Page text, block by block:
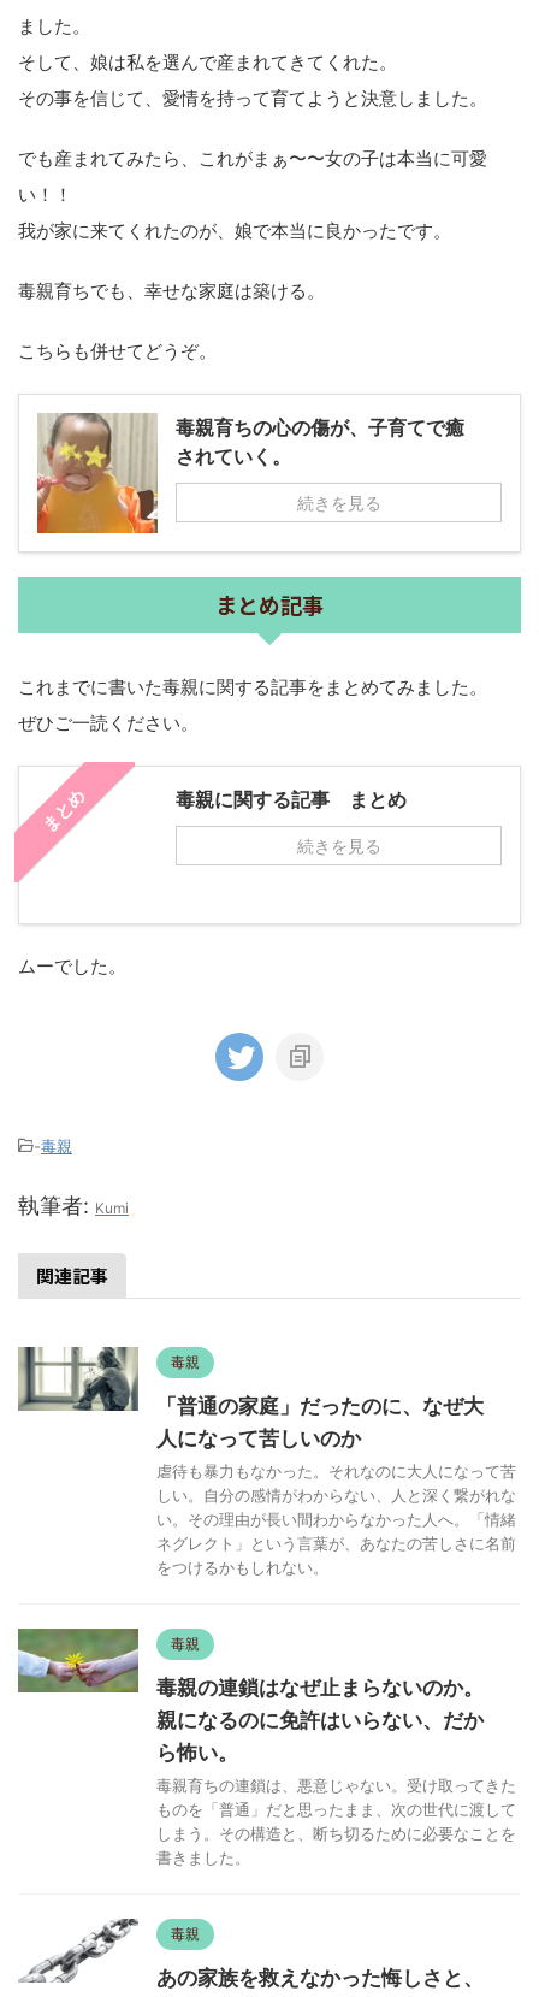
ました。
そして、娘は私を選んで産まれてきてくれた。
その事を信じて、愛情を持って育てようと決意しました。
でも産まれてみたら、これがまぁ〜〜女の子は本当に可愛
い！！
我が家に来てくれたのが、娘で本当に良かったです。
毒親育ちでも、幸せな家庭は築ける。
こちらも併せてどうぞ。
毒親育ちの心の傷が、子育てで癒
されていく。
続きを見る
まとめ記事
これまでに書いた毒親に関する記事をまとめてみました。
ぜひご一読ください。
まとめ 毒親に関する記事 まとめ
続きを見る
ムーでした。
-毒親
執筆者: Kumi
関連記事
毒親
「普通の家庭」だったのに、なぜ大
人になって苦しいのか
虐待も暴力もなかった。それなのに大人になって苦
しい。自分の感情がわからない、人と深く繋がれな
い。その理由が長い間わからなかった人へ。「情緒
ネグレクト」という言葉が、あなたの苦しさに名前
をつけるかもしれない。
毒親
毒親の連鎖はなぜ止まらないのか。
親になるのに免許はいらない、だか
ら怖い。
毒親育ちの連鎖は、悪意じゃない。受け取ってきた
ものを「普通」だと思ったまま、次の世代に渡して
しまう。その構造と、断ち切るために必要なことを
書きました。
毒親
あの家族を救えなかった悔しさと、